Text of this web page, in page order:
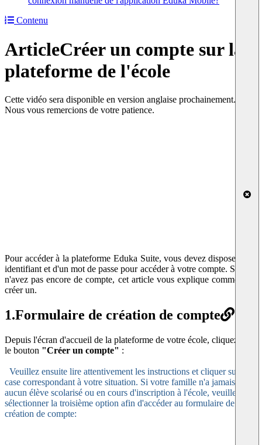
Contenu
ArticleCréer un compte sur la
plateforme de l'école
Cette vidéo sera disponible en version anglaise prochainement.
Nous vous remercions de votre patience.
Pour accéder à la plateforme Eduka Suite, vous devez disposer d'un
identifiant et d'un mot de passe pour accéder à votre compte. Si vous
n'avez pas encore de compte, cet article vous explique comment en
créer un.
1.Formulaire de création de compte
Depuis l'écran d'accueil de la plateforme de votre école, cliquez sur
le bouton "Créer un compte" :
Veuillez ensuite lire attentivement les instructions et cliquer sur la
case correspondant à votre situation. Si votre famille n'a jamais eu
aucun élève scolarisé ou en cours d'inscription à l'école, veuillez
sélectionner la troisième option afin d'accéder au formulaire de
création de compte: